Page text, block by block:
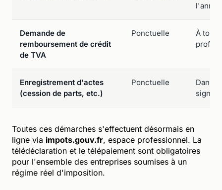
Demande de
remboursement de crédit
de TVA
Ponctuelle
À tout
Enregistrement d'actes
(cession de parts, etc.)
Ponctuelle
Dans
Toutes ces démarches s'effectuent désormais en
ligne via impots.gouv.fr, espace professionnel. La
télédéclaration et le télépaiement sont obligatoires
pour l'ensemble des entreprises soumises à un
régime réel d'imposition.